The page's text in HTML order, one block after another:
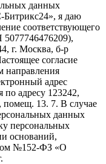
данных
я даю
соответствующего
г. Москва, б-р
согласие
направления
адрес
по адресу 123242,
помещ. 13. 7. В случае
данных
персональных
оснований,
№152-ФЗ «О